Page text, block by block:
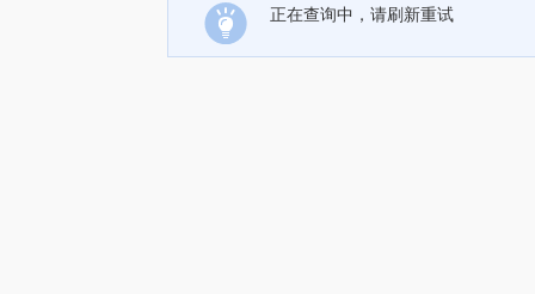
正在查询中，请刷新重试